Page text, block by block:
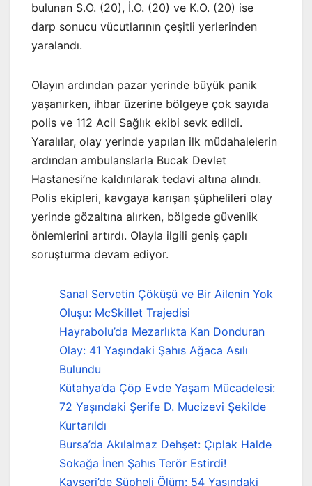
bulunan S.O. (20), İ.O. (20) ve K.O. (20) ise
darp sonucu vücutlarının çeşitli yerlerinden
yaralandı.
Olayın ardından pazar yerinde büyük panik
yaşanırken, ihbar üzerine bölgeye çok sayıda
polis ve 112 Acil Sağlık ekibi sevk edildi.
Yaralılar, olay yerinde yapılan ilk müdahalelerin
ardından ambulanslarla Bucak Devlet
Hastanesi’ne kaldırılarak tedavi altına alındı.
Polis ekipleri, kavgaya karışan şüphelileri olay
yerinde gözaltına alırken, bölgede güvenlik
önlemlerini artırdı. Olayla ilgili geniş çaplı
soruşturma devam ediyor.
Sanal Servetin Çöküşü ve Bir Ailenin Yok
Oluşu: McSkillet Trajedisi
Hayrabolu’da Mezarlıkta Kan Donduran
Olay: 41 Yaşındaki Şahıs Ağaca Asılı
Bulundu
Kütahya’da Çöp Evde Yaşam Mücadelesi:
72 Yaşındaki Şerife D. Mucizevi Şekilde
Kurtarıldı
Bursa’da Akılalmaz Dehşet: Çıplak Halde
Sokağa İnen Şahıs Terör Estirdi!
Kayseri’de Şüpheli Ölüm: 54 Yaşındaki